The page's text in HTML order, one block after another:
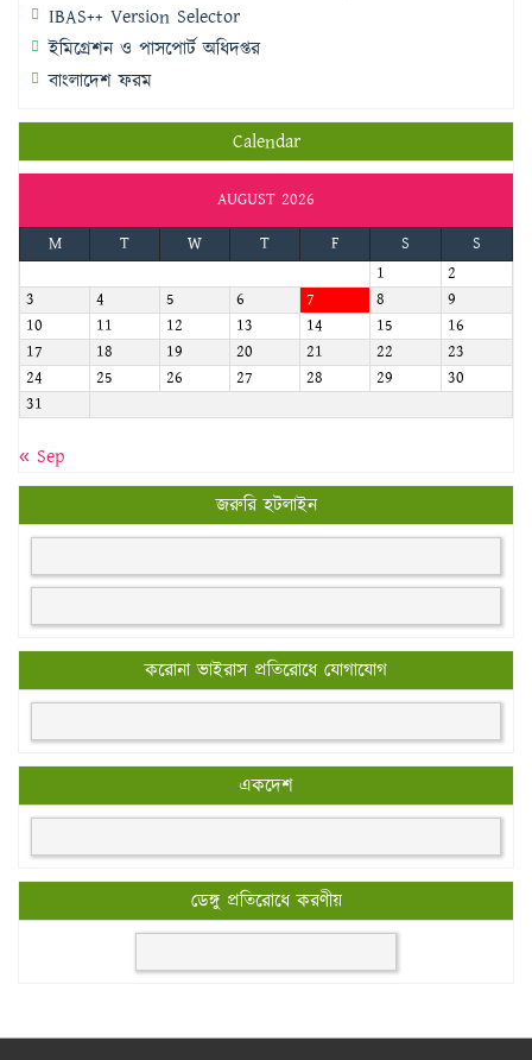
IBAS++ Version Selector
ইমিগ্রেশন ও পাসপোর্ট অধিদপ্তর
বাংলাদেশ ফরম
Calendar
AUGUST 2026
M
T W T F S
S
1
2
3
4 5 6 7 8
9
10
11 12 13 14 15
16
17
18 19 20 21 22
23
24
25 26 27 28 29
30
31
« Sep
জরুরি হটলাইন
করোনা ভাইরাস প্রতিরোধে যোগাযোগ
একদেশ
ডেঙ্গু প্রতিরোধে করণীয়